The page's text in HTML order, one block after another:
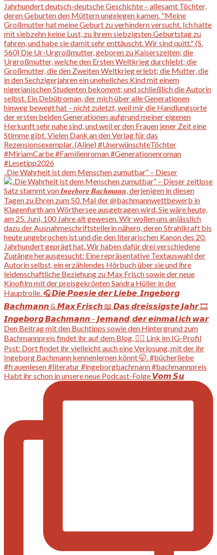
„Die Wahrheit ist dem Menschen zumutbar“ – Dieser
Habt ihr schon in unsere neue Podcast-Folge 𝙑𝙤𝙢 𝙎𝙪